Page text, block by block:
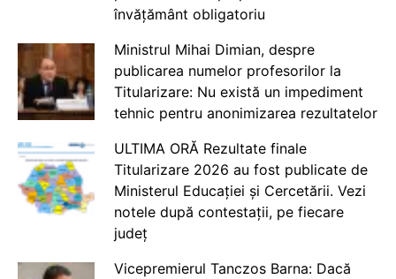
învățământ obligatoriu
Ministrul Mihai Dimian, despre
publicarea numelor profesorilor la
Titularizare: Nu există un impediment
tehnic pentru anonimizarea rezultatelor
ULTIMA ORĂ Rezultate finale
Titularizare 2026 au fost publicate de
Ministerul Educației și Cercetării. Vezi
notele după contestații, pe fiecare
județ
Vicepremierul Tanczos Barna: Dacă